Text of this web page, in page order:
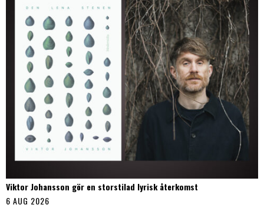
Viktor Johansson gör en storstilad lyrisk återkomst
6 AUG 2026